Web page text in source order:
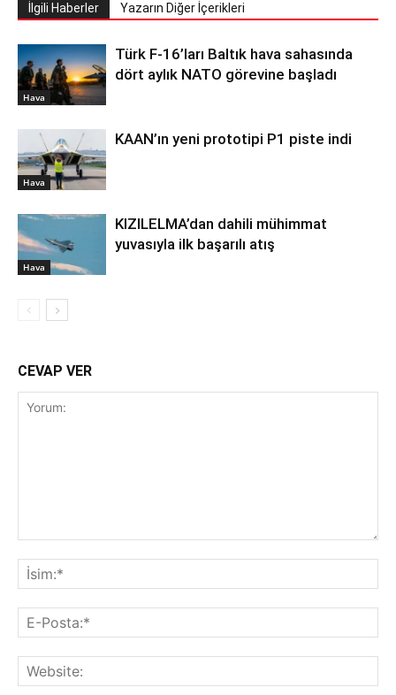
İlgili Haberler Yazarın Diğer İçerikleri
Hava
Türk F-16’ları Baltık hava sahasında
dört aylık NATO görevine başladı
Hava
KAAN’ın yeni prototipi P1 piste indi
Hava
KIZILELMA’dan dahili mühimmat
yuvasıyla ilk başarılı atış
CEVAP VER